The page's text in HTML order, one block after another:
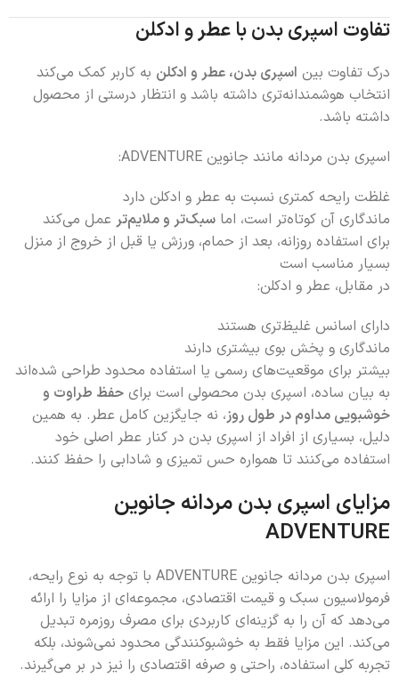
تفاوت اسپری بدن با عطر و ادکلن
درک تفاوت بین اسپری بدن، عطر و ادکلن به کاربر کمک می‌کند
انتخاب هوشمندانه‌تری داشته باشد و انتظار درستی از محصول
داشته باشد.
اسپری بدن مردانه مانند جانوین ADVENTURE:
غلظت رایحه کمتری نسبت به عطر و ادکلن دارد
ماندگاری آن کوتاه‌تر است، اما سبک‌تر و ملایم‌تر عمل می‌کند
برای استفاده روزانه، بعد از حمام، ورزش یا قبل از خروج از منزل
بسیار مناسب است
در مقابل، عطر و ادکلن:
دارای اسانس غلیظ‌تری هستند
ماندگاری و پخش بوی بیشتری دارند
بیشتر برای موقعیت‌های رسمی یا استفاده محدود طراحی شده‌اند
به بیان ساده، اسپری بدن محصولی است برای حفظ طراوت و
خوشبویی مداوم در طول روز، نه جایگزین کامل عطر. به همین
دلیل، بسیاری از افراد از اسپری بدن در کنار عطر اصلی خود
استفاده می‌کنند تا همواره حس تمیزی و شادابی را حفظ کنند.
مزایای اسپری بدن مردانه جانوین
ADVENTURE
اسپری بدن مردانه جانوین ADVENTURE با توجه به نوع رایحه،
فرمولاسیون سبک و قیمت اقتصادی، مجموعه‌ای از مزایا را ارائه
می‌دهد که آن را به گزینه‌ای کاربردی برای مصرف روزمره تبدیل
می‌کند. این مزایا فقط به خوشبوکنندگی محدود نمی‌شوند، بلکه
تجربه کلی استفاده، راحتی و صرفه اقتصادی را نیز در بر می‌گیرند.